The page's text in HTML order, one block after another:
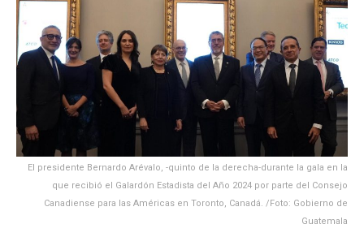
El presidente Bernardo Arévalo, -quinto de la derecha-durante la gala en la
que recibió el Galardón Estadista del Año 2024 por parte del Consejo
Canadiense para las Américas en Toronto, Canadá. /Foto: Gobierno de
Guatemala